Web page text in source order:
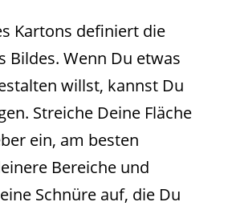
Kartons definiert die
Bildes. Wenn Du etwas
willst, kannst Du
Streiche Deine Fläche
ein, am besten
Bereiche und
Schnüre auf, die Du